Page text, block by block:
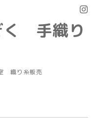
く 手織り
織り糸販売